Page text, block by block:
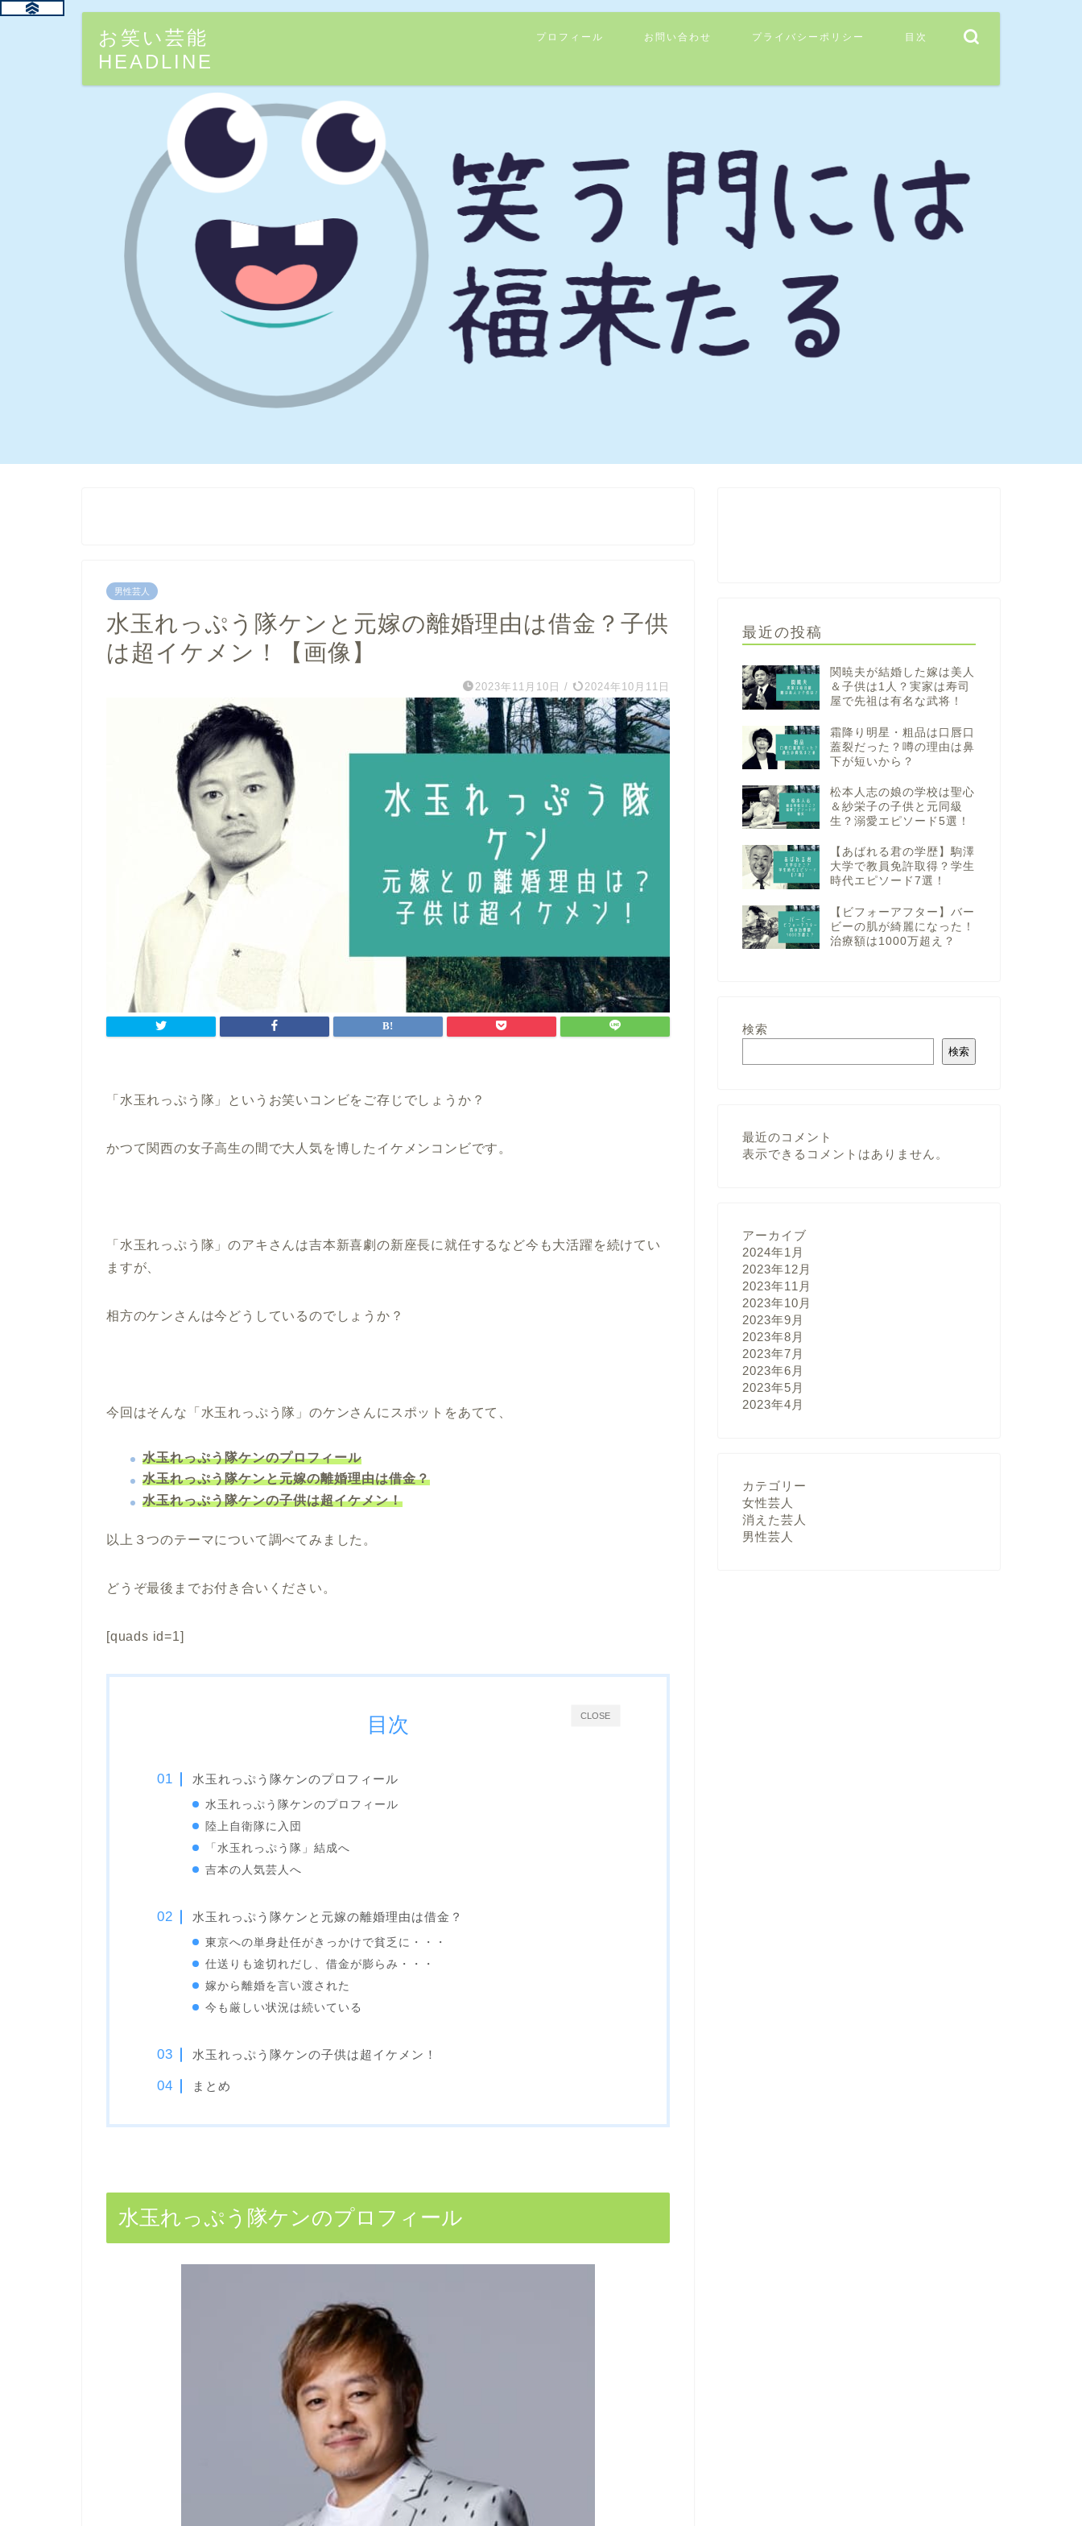
お笑い芸能
HEADLINE
プロフィール お問い合わせ プライバシーポリシー 目次
男性芸人
水玉れっぷう隊ケンと元嫁の離婚理由は借金？子供
は超イケメン！【画像】
2023年11月10日 / 2024年10月11日
「水玉れっぷう隊」というお笑いコンビをご存じでしょうか？
かつて関西の女子高生の間で大人気を博したイケメンコンビです。
「水玉れっぷう隊」のアキさんは吉本新喜劇の新座長に就任するなど今も大活躍を続けてい
ますが、
相方のケンさんは今どうしているのでしょうか？
今回はそんな「水玉れっぷう隊」のケンさんにスポットをあてて、
水玉れっぷう隊ケンのプロフィール
水玉れっぷう隊ケンと元嫁の離婚理由は借金？
水玉れっぷう隊ケンの子供は超イケメン！
以上３つのテーマについて調べてみました。
どうぞ最後までお付き合いください。
[quads id=1]
CLOSE
目次
水玉れっぷう隊ケンのプロフィール
水玉れっぷう隊ケンのプロフィール
陸上自衛隊に入団
「水玉れっぷう隊」結成へ
吉本の人気芸人へ
水玉れっぷう隊ケンと元嫁の離婚理由は借金？
東京への単身赴任がきっかけで貧乏に・・・
仕送りも途切れだし、借金が膨らみ・・・
嫁から離婚を言い渡された
今も厳しい状況は続いている
水玉れっぷう隊ケンの子供は超イケメン！
まとめ
水玉れっぷう隊ケンのプロフィール
最近の投稿
関暁夫が結婚した嫁は美人
＆子供は1人？実家は寿司
屋で先祖は有名な武将！
霜降り明星・粗品は口唇口
蓋裂だった？噂の理由は鼻
下が短いから？
松本人志の娘の学校は聖心
＆紗栄子の子供と元同級
生？溺愛エピソード5選！
【あばれる君の学歴】駒澤
大学で教員免許取得？学生
時代エピソード7選！
【ビフォーアフター】バー
ビーの肌が綺麗になった！
治療額は1000万超え？
検索
検索
最近のコメント
表示できるコメントはありません。
アーカイブ
2024年1月
2023年12月
2023年11月
2023年10月
2023年9月
2023年8月
2023年7月
2023年6月
2023年5月
2023年4月
カテゴリー
女性芸人
消えた芸人
男性芸人